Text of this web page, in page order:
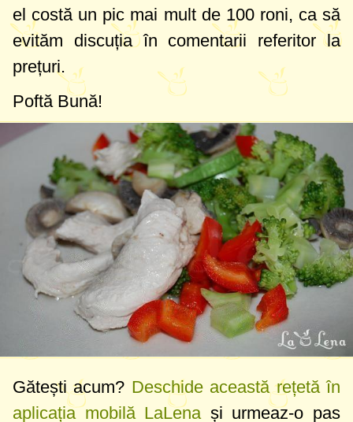
el costă un pic mai mult de 100 roni, ca să
evităm discuția în comentarii referitor la
prețuri.
Poftă Bună!
Gătești acum? Deschide această rețetă în
aplicația mobilă LaLena și urmeaz-o pas